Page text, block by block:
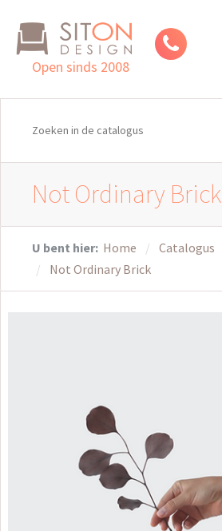
Open sinds 2008
Not Ordinary Brick
U bent hier: Home
Catalogus
Not Ordinary Brick